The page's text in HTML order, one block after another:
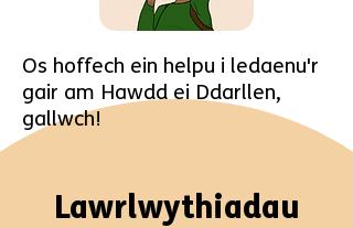
Os hoffech ein helpu i ledaenu'r
gair am Hawdd ei Ddarllen,
gallwch!
Lawrlwythiadau